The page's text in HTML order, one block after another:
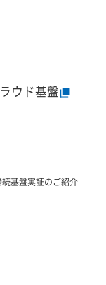
ウド基盤
基盤実証のご紹介